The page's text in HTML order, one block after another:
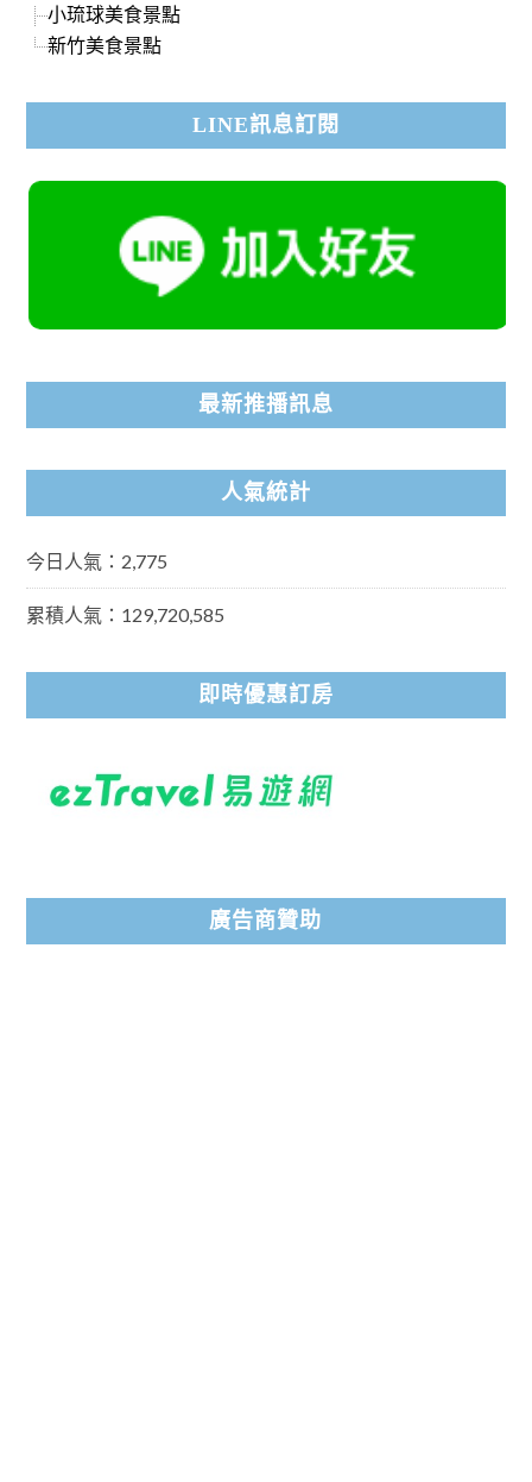
小琉球美食景點
新竹美食景點
LINE訊息訂閱
最新推播訊息
人氣統計
今日人氣：2,775
累積人氣：129,720,585
即時優惠訂房
廣告商贊助